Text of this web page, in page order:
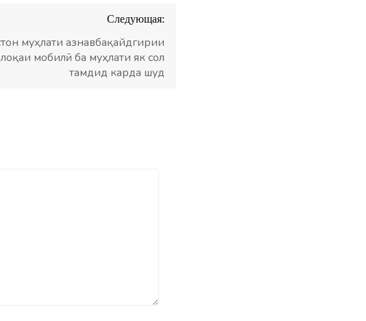
Следующая:
муҳлати азнавбақайдгирии
мобилӣ ба муҳлати як сол
тамдид карда шуд